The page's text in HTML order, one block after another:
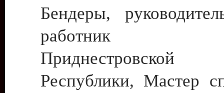
Бендеры,
работник
Приднестровской
Республики, Мастер